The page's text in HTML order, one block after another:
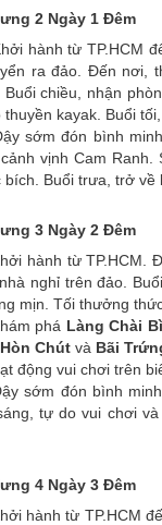
2 Ngày 1 Đêm
hành từ TP.HCM
ra đảo. Đến nơi,
Buổi chiều, nhận
thuyền kayak. Buổi
sớm đón bình
vịnh Cam Ranh.
bích. Buổi trưa, trở về
3 Ngày 2 Đêm
hành từ TP.HCM.
nghỉ trên đảo.
mịn. Tối thưởng
phá Làng Chài
Chút và Bãi
động vui chơi trên
sớm đón bình
tự do vui chơi
4 Ngày 3 Đêm
hành từ TP.HCM